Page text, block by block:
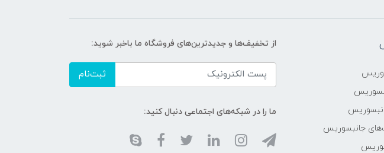
جانبسوریس
از تخفیف‌ها و جدیدترین‌های فروشگاه ما باخبر شوید:
ثبت‌نام
ما را در شبکه‌های اجتماعی دنبال کنید: